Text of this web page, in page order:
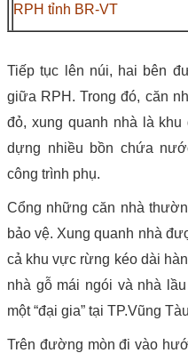
RPH tỉnh BR-VT
Tiếp tục lên núi, hai bên
giữa RPH. Trong đó, căn
đỏ, xung quanh nhà là
dựng nhiều bồn chứa
công trình phụ.
Cổng những căn nhà
bảo vệ. Xung quanh nhà
cả khu vực rừng kéo dài
nhà gỗ mái ngói và nhà
một “đại gia” tại TP.Vũng
Trên đường mòn đi vào